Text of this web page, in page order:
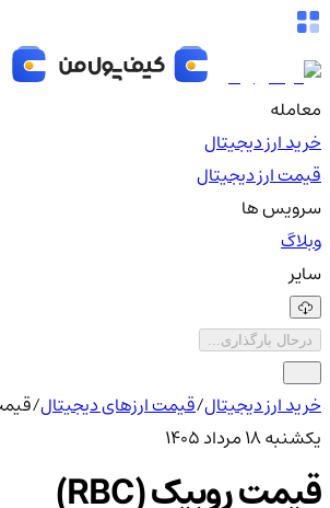
معامله
خرید ارز دیجیتال
قیمت ارز دیجیتال
سرویس ها
وبلاگ
سایر
درحال بارگذاری...
خرید ارز دیجیتال/قیمت ارزهای دیجیتال/
یکشنبه ۱۸ مرداد ۱۴۰۵
قیمت روبیک (RBC)